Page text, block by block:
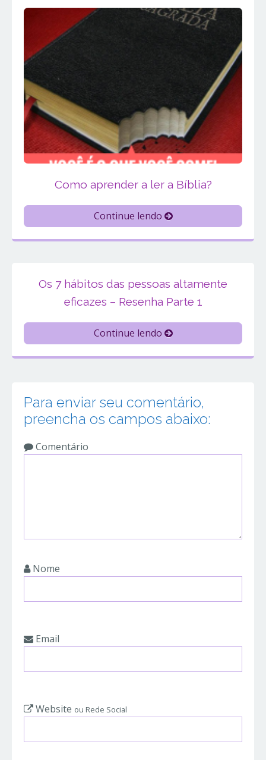
Como aprender a ler a Bíblia?
Continue lendo
Os 7 hábitos das pessoas altamente
eficazes – Resenha Parte 1
Continue lendo
Para enviar seu comentário,
preencha os campos abaixo:
Comentário
Nome
Email
Website ou Rede Social